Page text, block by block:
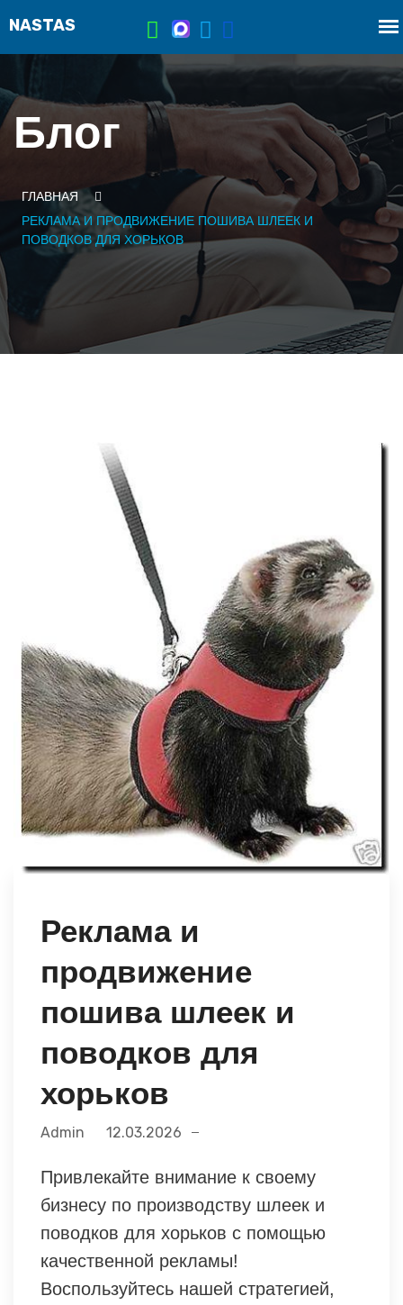
Блог
ГЛАВНАЯ
РЕКЛАМА И ПРОДВИЖЕНИЕ ПОШИВА ШЛЕЕК И
ПОВОДКОВ ДЛЯ ХОРЬКОВ
Реклама и
продвижение
пошива шлеек и
поводков для
хорьков
Admin 12.03.2026
Привлекайте внимание к своему
бизнесу по производству шлеек и
поводков для хорьков с помощью
качественной рекламы!
Воспользуйтесь нашей стратегией,